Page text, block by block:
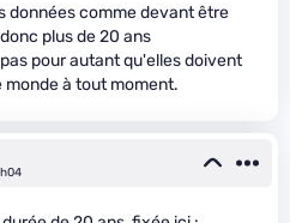
données comme devant être
plus de 20 ans
pour autant qu'elles doivent
à tout moment.